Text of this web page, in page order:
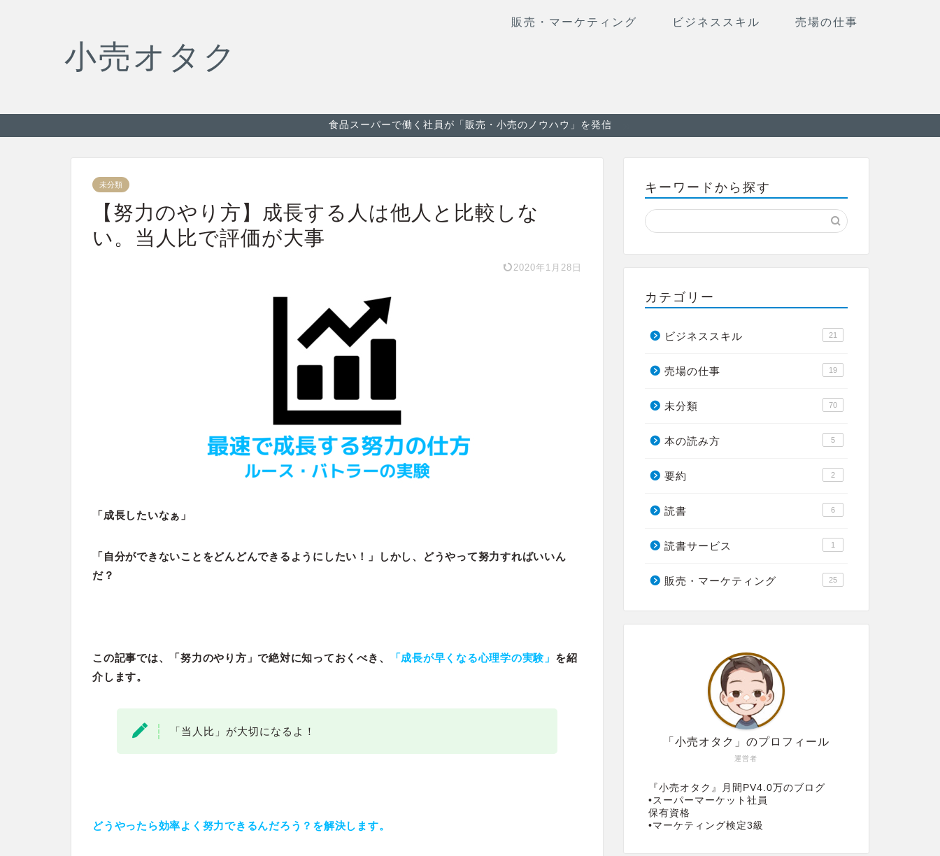
小売オタク
販売・マーケティング ビジネススキル 売場の仕事
食品スーパーで働く社員が「販売・小売のノウハウ」を発信
未分類
【努力のやり方】成長する人は他人と比較しな
い。当人比で評価が大事
2020年1月28日
「成長したいなぁ」
「自分ができないことをどんどんできるようにしたい！」しかし、どうやって努力すればいいん
だ？
この記事では、「努力のやり方」で絶対に知っておくべき、 「成長が早くなる心理学の実験」 を紹
介します。
「当人比」が大切になるよ！
どうやったら効率よく努力できるんだろう？を解決します。
キーワードから探す
カテゴリー
ビジネススキル 21
売場の仕事 19
未分類 70
本の読み方 5
要約 2
読書 6
読書サービス 1
販売・マーケティング 25
運営者
「小売オタク」のプロフィール
『小売オタク』月間PV4.0万のブログ
•スーパーマーケット社員
保有資格
•マーケティング検定3級